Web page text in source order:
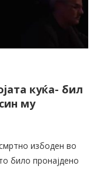
куќа- бил
му
избоден во
било пронајдено